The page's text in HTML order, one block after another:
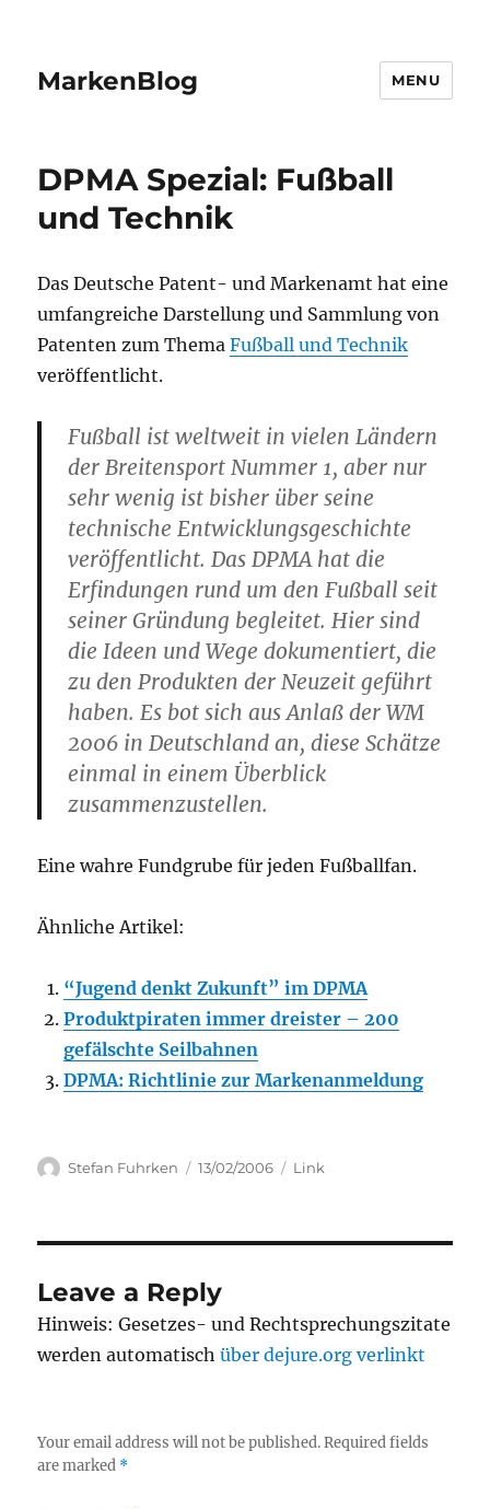
MarkenBlog MENU
DPMA Spezial: Fußball
und Technik
Das Deutsche Patent- und Markenamt hat eine
umfangreiche Darstellung und Sammlung von
Patenten zum ThemaFußball und Technik
veröffentlicht.
Fußball ist weltweit in vielen Ländern
der Breitensport Nummer 1, aber nur
sehr wenig ist bisher über seine
technische Entwicklungsgeschichte
veröffentlicht. Das DPMA hat die
Erfindungen rund um den Fußball seit
seiner Gründung begleitet. Hier sind
die Ideen und Wege dokumentiert, die
zu den Produkten der Neuzeit geführt
haben. Es bot sich aus Anlaß der WM
2006 in Deutschland an, diese Schätze
einmal in einem Überblick
zusammenzustellen.
Eine wahre Fundgrube für jeden Fußballfan.
Ähnliche Artikel:
“Jugend denkt Zukunft” im DPMA
Produktpiraten immer dreister – 200
gefälschte Seilbahnen
DPMA: Richtlinie zur Markenanmeldung
Author
Stefan Fuhrken
Posted
13/02/2006 Categories
Link
Leave a Reply
Hinweis: Gesetzes- und Rechtsprechungszitate
werden automatischüber dejure.org verlinkt
Your email address will not be published. Required fields
are marked *